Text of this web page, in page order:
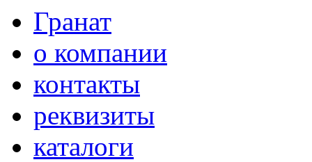
Гранат
о компании
контакты
реквизиты
каталоги